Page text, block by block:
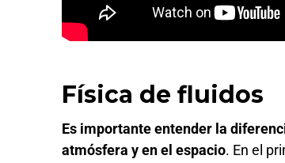
Física de fluidos
Es importante entender la
atmósfera y en el espacio. En el